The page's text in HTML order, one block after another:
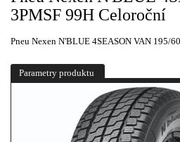
3PMSF 99H Celoroční
Pneu Nexen N'BLUE 4SEASON VAN 195/
Parametry produktu